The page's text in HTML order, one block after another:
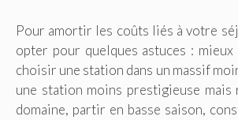
Pour amortir les coûts liés à votre
opter pour quelques astuces : mieux
choisir une station dans un massif
une station moins prestigieuse mais
domaine, partir en basse saison,